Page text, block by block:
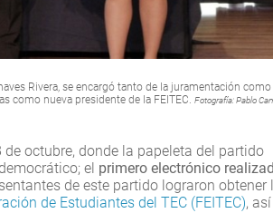
Rivera, se encargó tanto de la juramentación
como nueva presidente de la FEITEC. Fotografía: Pablo
octubre, donde la papeleta del partido
el primero electrónico
de este partido lograron obtener
de Estudiantes del TEC (FEITEC),